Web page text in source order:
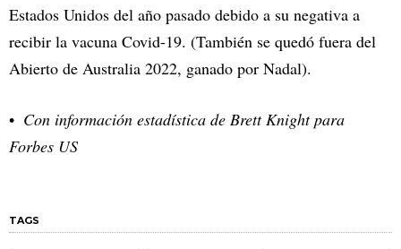
Estados Unidos del año pasado debido a su negativa a
recibir la vacuna Covid-19. (También se quedó fuera del
Abierto de Australia 2022, ganado por Nadal).
Con información estadística de Brett Knight para
Forbes US
TAGS